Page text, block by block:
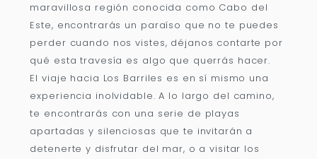
maravillosa región conocida como Cabo del
Este, encontrarás un paraíso que no te puedes
perder cuando nos vistes, déjanos contarte por
qué esta travesía es algo que querrás hacer.
El viaje hacia Los Barriles es en sí mismo una
experiencia inolvidable. A lo largo del camino,
te encontrarás con una serie de playas
apartadas y silenciosas que te invitarán a
detenerte y disfrutar del mar, o a visitar los